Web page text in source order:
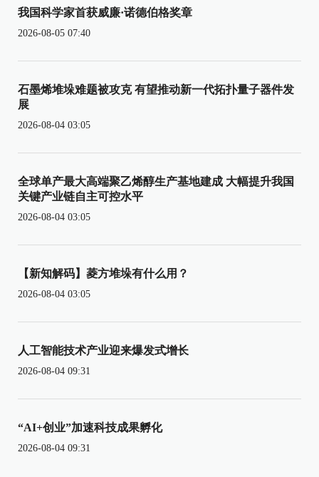
我国科学家首获威廉·诺德伯格奖章
2026-08-05 07:40
石墨烯堆垛难题被攻克 有望推动新一代拓扑量子器件发
展
2026-08-04 03:05
全球单产最大高端聚乙烯醇生产基地建成 大幅提升我国
关键产业链自主可控水平
2026-08-04 03:05
【新知解码】菱方堆垛有什么用？
2026-08-04 03:05
人工智能技术产业迎来爆发式增长
2026-08-04 09:31
“AI+创业”加速科技成果孵化
2026-08-04 09:31